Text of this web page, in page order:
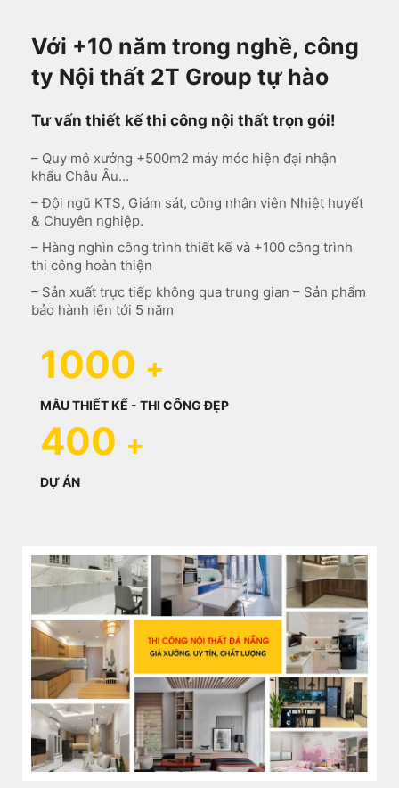
Với +10 năm trong nghề, công
ty Nội thất 2T Group tự hào
Tư vấn thiết kế thi công nội thất trọn gói!
– Quy mô xưởng +500m2 máy móc hiện đại nhận
khẩu Châu Âu…
– Đội ngũ KTS, Giám sát, công nhân viên Nhiệt huyết
& Chuyên nghiệp.
– Hàng nghìn công trình thiết kế và +100 công trình
thi công hoàn thiện
– Sản xuất trực tiếp không qua trung gian – Sản phẩm
bảo hành lên tới 5 năm
1000 +
MẪU THIẾT KẾ - THI CÔNG ĐẸP
400 +
DỰ ÁN